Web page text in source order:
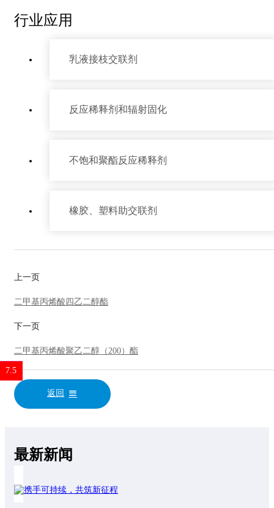
行业应用
2.2
乳液接枝交联剂
7.1
反应稀释剂和辐射固化
7.2
不饱和聚酯反应稀释剂
7.5
橡胶、塑料助交联剂
上一页
二甲基丙烯酸四乙二醇酯
下一页
二甲基丙烯酸聚乙二醇（200）酯
返回
最新新闻